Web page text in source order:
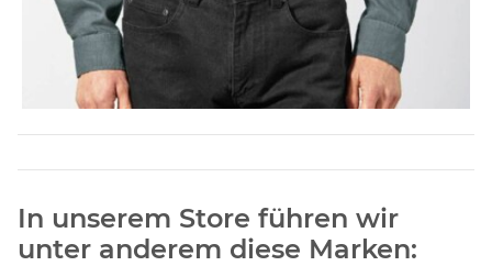
In unserem Store führen wir
unter anderem diese Marken: